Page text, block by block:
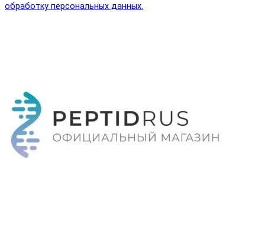
обработку персональных данных.